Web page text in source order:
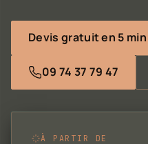
Devis gratuit en 5 min
09 74 37 79 47
À PARTIR DE